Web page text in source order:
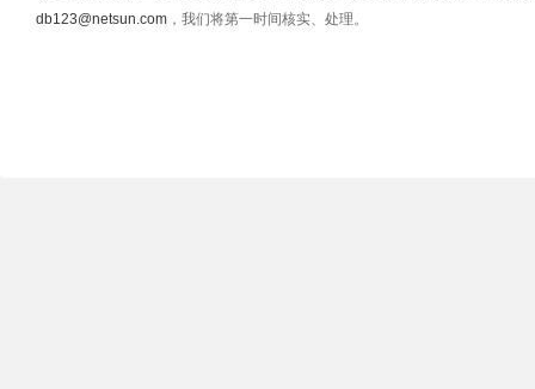
db123@netsun.com ，我们将第一时间核实、处理。